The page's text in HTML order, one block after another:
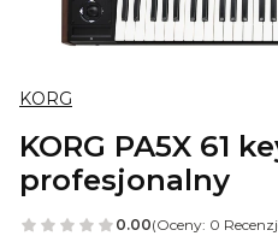
KORG
KORG PA5X 61
profesjonalny
0.00(Oceny: 0